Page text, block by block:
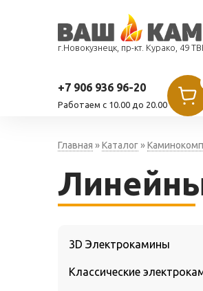
г.Новокузнецк, пр-кт. Курако, 49
+7 906 936 96-20
Работаем c 10.00 до 20.00
Главная »Каталог»
3D Электрокамины
Классические